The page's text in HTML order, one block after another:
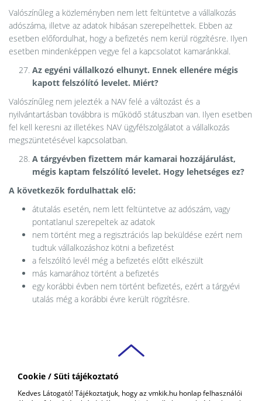
Cookie / Süti tájékoztató
Kedves Látogató! Tájékoztatjuk, hogy az vmkik.hu honlap felhasználói
Valószínűleg a közleményben nem lett feltüntetve a vállalkozás
adószáma, illetve az adatok hibásan szerepelhettek. Ebben az
esetben előfordulhat, hogy a befizetés nem kerül rögzítésre. Ilyen
esetben mindenképpen vegye fel a kapcsolatot kamaránkkal.
Az egyéni vállalkozó elhunyt. Ennek ellenére mégis
kapott felszólító levelet. Miért?
Valószínűleg nem jelezték a NAV felé a változást és a
nyilvántartásban továbbra is működő státuszban van. Ilyen esetben
fel kell keresni az illetékes NAV ügyfélszolgálatot a vállalkozás
megszüntetésével kapcsolatban.
A tárgyévben fizettem már kamarai hozzájárulást,
mégis kaptam felszólító levelet. Hogy lehetséges ez?
A következők fordulhattak elő:
átutalás esetén, nem lett feltüntetve az adószám, vagy
pontatlanul szerepeltek az adatok
nem történt meg a regisztrációs lap beküldése ezért nem
tudtuk vállalkozáshoz kötni a befizetést
a felszólító levél még a befizetés előtt elkészült
más kamarához történt a befizetés
egy korábbi évben nem történt befizetés, ezért a tárgyévi
utalás még a korábbi évre került rögzítésre.
VAS VÁRMEGYEI